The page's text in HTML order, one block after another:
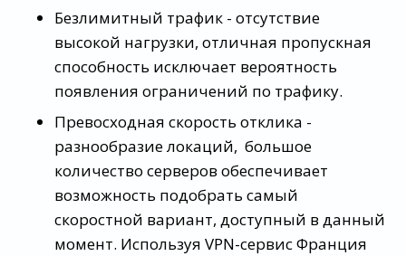
Безлимитный трафик - отсутствие
высокой нагрузки, отличная пропускная
способность исключает вероятность
появления ограничений по трафику.
Превосходная скорость отклика -
разнообразие локаций, большое
количество серверов обеспечивает
возможность подобрать самый
скоростной вариант, доступный в данный
момент. Используя VPN-сервис Франция